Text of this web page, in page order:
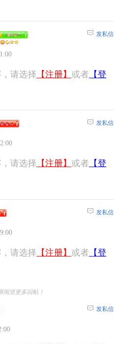
发私信
请选择 【注册】 或者 【登
发私信
请选择 【注册】 或者 【登
发私信
请选择 【注册】 或者 【登
阅览更多回帖！
发私信